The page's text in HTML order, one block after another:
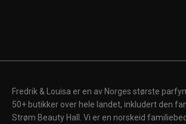
Fredrik & Louisa er en av Norges største
50+ butikker over hele landet, inkludert den
Strøm Beauty Hall. Vi er en norskeid